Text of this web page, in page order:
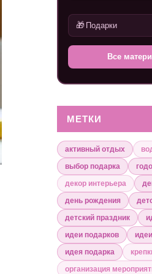
🎁 Подарки
Все
МЕТКИ
активный отдых
выбор подарка
декор интерьера
день рождения
детский праздник
идеи подарков
идея подарка
организация